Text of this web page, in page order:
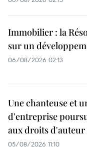
Immobilier : la
sur un
06/08/2026 02:13
Une chanteuse et
d'entreprise
aux droits d'auteur
05/08/2026 11:10